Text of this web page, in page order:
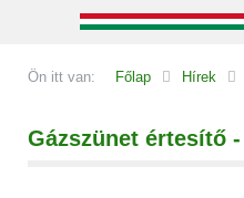
Ön itt van: Főlap Hírek
Gázszünet értesítő -